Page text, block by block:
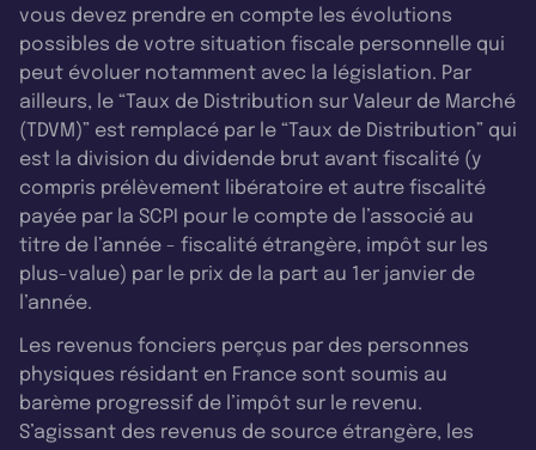
vous devez prendre en compte les évolutions
possibles de votre situation fiscale personnelle qui
peut évoluer notamment avec la législation. Par
ailleurs, le “Taux de Distribution sur Valeur de Marché
(TDVM)” est remplacé par le “Taux de Distribution” qui
est la division du dividende brut avant fiscalité (y
compris prélèvement libératoire et autre fiscalité
payée par la SCPI pour le compte de l’associé au
titre de l’année - fiscalité étrangère, impôt sur les
plus-value) par le prix de la part au 1er janvier de
l’année.
Les revenus fonciers perçus par des personnes
physiques résidant en France sont soumis au
barème progressif de l’impôt sur le revenu.
S’agissant des revenus de source étrangère, les